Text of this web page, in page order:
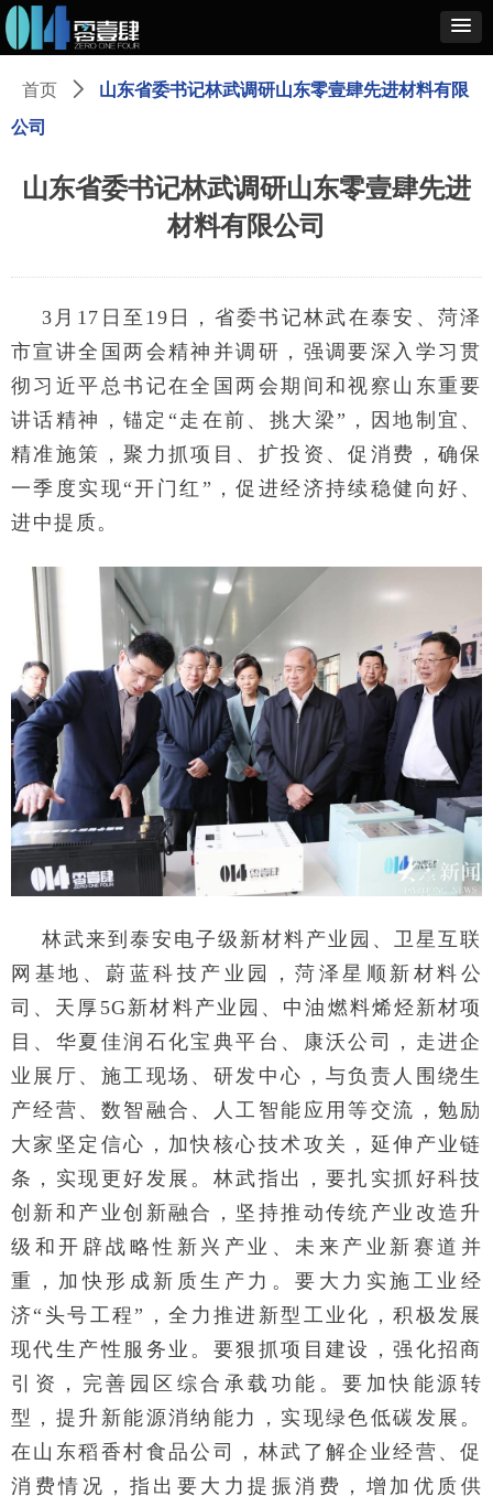
3月17日至19日，省委书记林武在泰安、菏泽
市宣讲全国两会精神并调研，强调要深入学习贯
彻习近平总书记在全国两会期间和视察山东重要
讲话精神，锚定“走在前、挑大梁”，因地制宜、
精准施策，聚力抓项目、扩投资、促消费，确保
一季度实现“开门红”，促进经济持续稳健向好、
进中提质。
林武来到泰安电子级新材料产业园、卫星互联
网基地、蔚蓝科技产业园，菏泽星顺新材料公
司、天厚5G新材料产业园、中油燃料烯烃新材项
目、华夏佳润石化宝典平台、康沃公司，走进企
业展厅、施工现场、研发中心，与负责人围绕生
产经营、数智融合、人工智能应用等交流，勉励
大家坚定信心，加快核心技术攻关，延伸产业链
条，实现更好发展。林武指出，要扎实抓好科技
创新和产业创新融合，坚持推动传统产业改造升
级和开辟战略性新兴产业、未来产业新赛道并
重，加快形成新质生产力。要大力实施工业经
济“头号工程”，全力推进新型工业化，积极发展
现代生产性服务业。要狠抓项目建设，强化招商
引资，完善园区综合承载功能。要加快能源转
型，提升新能源消纳能力，实现绿色低碳发展。
在山东稻香村食品公司，林武了解企业经营、促
消费情况，指出要大力提振消费，增加优质供
首页 ꄲ
山东省委书记林武调研山东零壹肆先进材料有限
公司
山东省委书记林武调研山东零壹肆先进
材料有限公司